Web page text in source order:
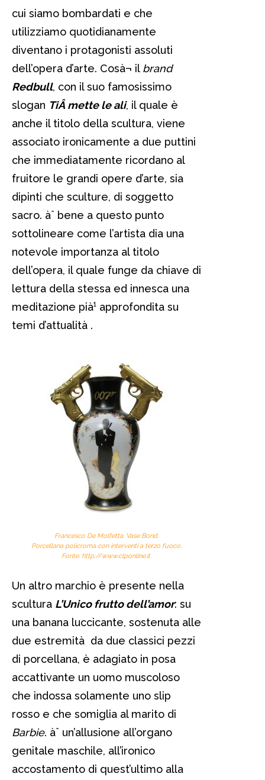
cui siamo bombardati e che
utilizziamo quotidianamente
diventano i protagonisti assoluti
dell’opera d’arte. Cosà¬ il brand
Redbull, con il suo famosissimo
slogan TiÂ mette le ali, il quale è
anche il titolo della scultura, viene
associato ironicamente a due puttini
che immediatamente ricordano al
fruitore le grandi opere d’arte, sia
dipinti che sculture, di soggetto
sacro. àˆ bene a questo punto
sottolineare come l’artista dia una
notevole importanza al titolo
dell’opera, il quale funge da chiave di
lettura della stessa ed innesca una
meditazione pià¹ approfondita su
temi d’attualità .
Francesco De Molfetta, Vase Bond.
Porcellana policroma con interventi a terzo fuoco.
Fonte: http://www.clponline.it.
Un altro marchio è presente nella
scultura L’Unico frutto dell’amor: su
una banana luccicante, sostenuta alle
due estremità da due classici pezzi
di porcellana, è adagiato in posa
accattivante un uomo muscoloso
che indossa solamente uno slip
rosso e che somiglia al marito di
Barbie. àˆ un’allusione all’organo
genitale maschile, all’ironico
accostamento di quest’ultimo alla